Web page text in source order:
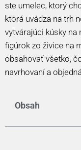
ste umelec, ktorý
ktorá uvádza na trh
vytvárajúci kúsky na
figúrok zo živice na
obsahovať všetko,
navrhovaní a
Obsah